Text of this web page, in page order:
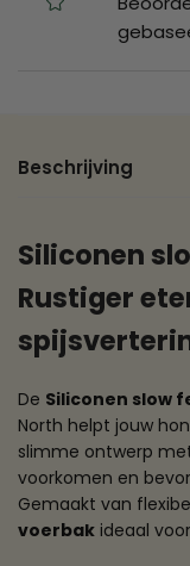
Beschrijving
Siliconen
Rustiger
De Siliconen slow
North helpt jouw
slimme ontwerp
voorkomen en
Gemaakt van
voerbak ideaal